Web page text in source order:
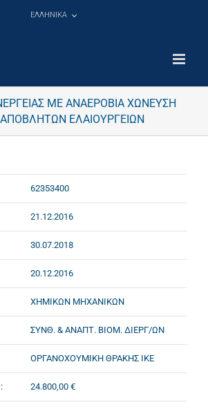
ΕΛΛΗΝΙΚΑ
ΜΕ ΑΝΑΕΡΟΒΙΑ ΧΩΝΕΥΣΗ
ΕΛΑΙΟΥΡΓΕΙΩΝ
62353400
21.12.2016
30.07.2018
20.12.2016
ΧΗΜΙΚΩΝ ΜΗΧΑΝΙΚΩΝ
ΣΥΝΘ. & ΑΝΑΠΤ. ΒΙΟΜ. ΔΙΕΡΓ/ΩΝ
ΟΡΓΑΝΟΧΟΥΜΙΚΗ ΘΡΑΚΗΣ ΙΚΕ
24.800,00 €